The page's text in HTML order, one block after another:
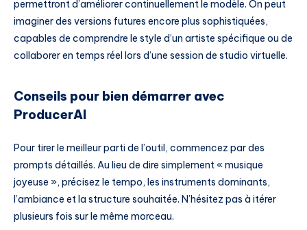
permettront d’améliorer continuellement le modèle. On peut
imaginer des versions futures encore plus sophistiquées,
capables de comprendre le style d’un artiste spécifique ou de
collaborer en temps réel lors d’une session de studio virtuelle.
Conseils pour bien démarrer avec
ProducerAI
Pour tirer le meilleur parti de l’outil, commencez par des
prompts détaillés. Au lieu de dire simplement « musique
joyeuse », précisez le tempo, les instruments dominants,
l’ambiance et la structure souhaitée. N’hésitez pas à itérer
plusieurs fois sur le même morceau.